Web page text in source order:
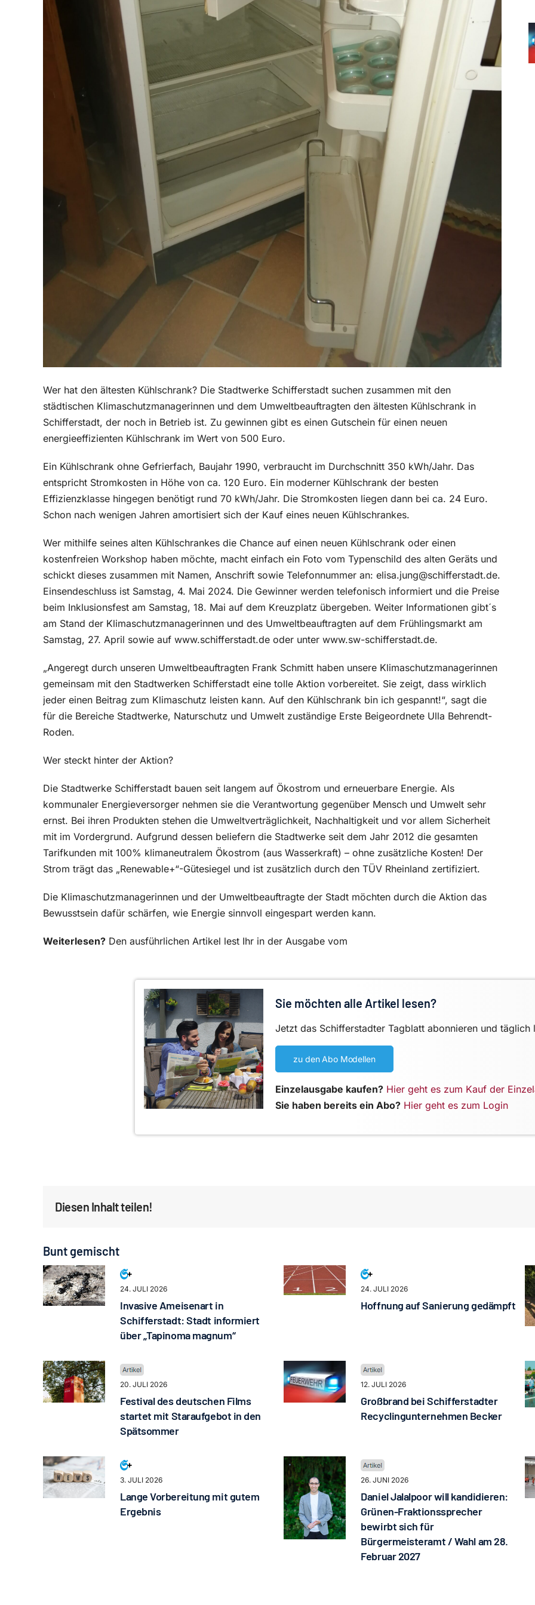
Wer hat den ältesten Kühlschrank? Die Stadtwerke Schifferstadt suchen zusammen mit den
städtischen Klimaschutzmanagerinnen und dem Umweltbeauftragten den ältesten Kühlschrank in
Schifferstadt, der noch in Betrieb ist. Zu gewinnen gibt es einen Gutschein für einen neuen
energieeffizienten Kühlschrank im Wert von 500 Euro.
Ein Kühlschrank ohne Gefrierfach, Baujahr 1990, verbraucht im Durchschnitt 350 kWh/Jahr. Das
entspricht Stromkosten in Höhe von ca. 120 Euro. Ein moderner Kühlschrank der besten
Effizienzklasse hingegen benötigt rund 70 kWh/Jahr. Die Stromkosten liegen dann bei ca. 24 Euro.
Schon nach wenigen Jahren amortisiert sich der Kauf eines neuen Kühlschrankes.
Wer mithilfe seines alten Kühlschrankes die Chance auf einen neuen Kühlschrank oder einen
kostenfreien Workshop haben möchte, macht einfach ein Foto vom Typenschild des alten Geräts und
schickt dieses zusammen mit Namen, Anschrift sowie Telefonnummer an: elisa.jung@schifferstadt.de.
Einsendeschluss ist Samstag, 4. Mai 2024. Die Gewinner werden telefonisch informiert und die Preise
beim Inklusionsfest am Samstag, 18. Mai auf dem Kreuzplatz übergeben. Weiter Informationen gibt´s
am Stand der Klimaschutzmanagerinnen und des Umweltbeauftragten auf dem Frühlingsmarkt am
Samstag, 27. April sowie auf www.schifferstadt.de oder unter www.sw-schifferstadt.de.
„Angeregt durch unseren Umweltbeauftragten Frank Schmitt haben unsere Klimaschutzmanagerinnen
gemeinsam mit den Stadtwerken Schifferstadt eine tolle Aktion vorbereitet. Sie zeigt, dass wirklich
jeder einen Beitrag zum Klimaschutz leisten kann. Auf den Kühlschrank bin ich gespannt!“, sagt die
für die Bereiche Stadtwerke, Naturschutz und Umwelt zuständige Erste Beigeordnete Ulla Behrendt-
Roden.
Wer steckt hinter der Aktion?
Die Stadtwerke Schifferstadt bauen seit langem auf Ökostrom und erneuerbare Energie. Als
kommunaler Energieversorger nehmen sie die Verantwortung gegenüber Mensch und Umwelt sehr
ernst. Bei ihren Produkten stehen die Umweltverträglichkeit, Nachhaltigkeit und vor allem Sicherheit
mit im Vordergrund. Aufgrund dessen beliefern die Stadtwerke seit dem Jahr 2012 die gesamten
Tarifkunden mit 100% klimaneutralem Ökostrom (aus Wasserkraft) – ohne zusätzliche Kosten! Der
Strom trägt das „Renewable+“-Gütesiegel und ist zusätzlich durch den TÜV Rheinland zertifiziert.
Die Klimaschutzmanagerinnen und der Umweltbeauftragte der Stadt möchten durch die Aktion das
Bewusstsein dafür schärfen, wie Energie sinnvoll eingespart werden kann.
Weiterlesen? Den ausführlichen Artikel lest Ihr in der Ausgabe vom
Sie möchten alle Artikel lesen?
Jetzt das Schifferstadter Tagblatt abonnieren und täglich
zu den Abo Modellen
Einzelausgabe kaufen? Hier geht es zum Kauf der
Sie haben bereits ein Abo? Hier geht es zum Login
Diesen Inhalt teilen!
Bunt gemischt
24. JULI 2026
Invasive Ameisenart in
Schifferstadt: Stadt informiert
über „Tapinoma magnum“
24. JULI 2026
Hoffnung auf Sanierung gedämpft
20. JULI 2026
Festival des deutschen Films
startet mit Staraufgebot in den
Spätsommer
12. JULI 2026
Großbrand bei Schifferstadter
Recyclingunternehmen Becker
3. JULI 2026
Lange Vorbereitung mit gutem
Ergebnis
26. JUNI 2026
Daniel Jalalpoor will kandidieren:
Grünen-Fraktionssprecher
bewirbt sich für
Bürgermeisteramt / Wahl am 28.
Februar 2027